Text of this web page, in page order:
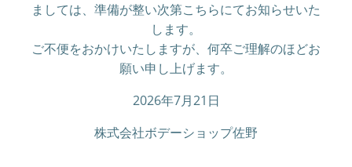
ましては、準備が整い次第こちらにてお知らせいた
します。
ご不便をおかけいたしますが、何卒ご理解のほどお
願い申し上げます。
2026年7月21日
株式会社ボデーショップ佐野